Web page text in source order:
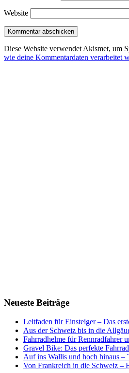
Website
Diese Website verwendet Akismet, um
wie deine Kommentardaten verarbeitet
Neueste Beiträge
Leitfaden für Einsteiger – Das
Aus der Schweiz bis in die
Fahrradhelme für Rennradfahrer
Gravel Bike: Das perfekte
Auf ins Wallis und hoch hinaus –
Von Frankreich in die Schweiz –